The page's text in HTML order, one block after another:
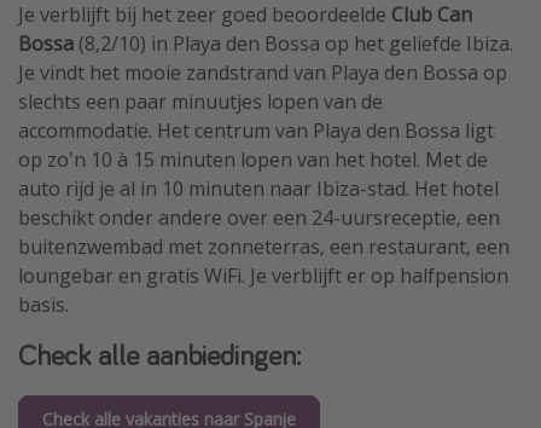
Je verblijft bij het zeer goed beoordeelde Club Can
Bossa (8,2/10) in Playa den Bossa op het geliefde Ibiza.
Je vindt het mooie zandstrand van Playa den Bossa op
slechts een paar minuutjes lopen van de
accommodatie. Het centrum van Playa den Bossa ligt
op zo'n 10 à 15 minuten lopen van het hotel. Met de
auto rijd je al in 10 minuten naar Ibiza-stad. Het hotel
beschikt onder andere over een 24-uursreceptie, een
buitenzwembad met zonneterras, een restaurant, een
loungebar en gratis WiFi. Je verblijft er op halfpension
basis.
Check alle aanbiedingen:
Check alle vakanties naar Spanje